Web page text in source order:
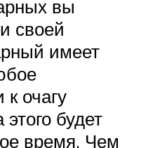
вы
своей
имеет
к очагу
будет
время. Чем